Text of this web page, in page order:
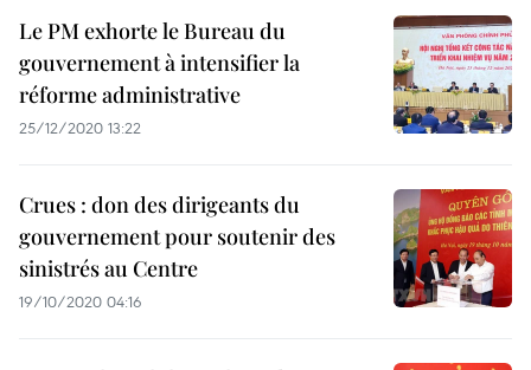
Le PM exhorte le Bureau du
gouvernement à intensifier la
réforme administrative
25/12/2020 13:22
Crues : don des dirigeants du
gouvernement pour soutenir des
sinistrés au Centre
19/10/2020 04:16